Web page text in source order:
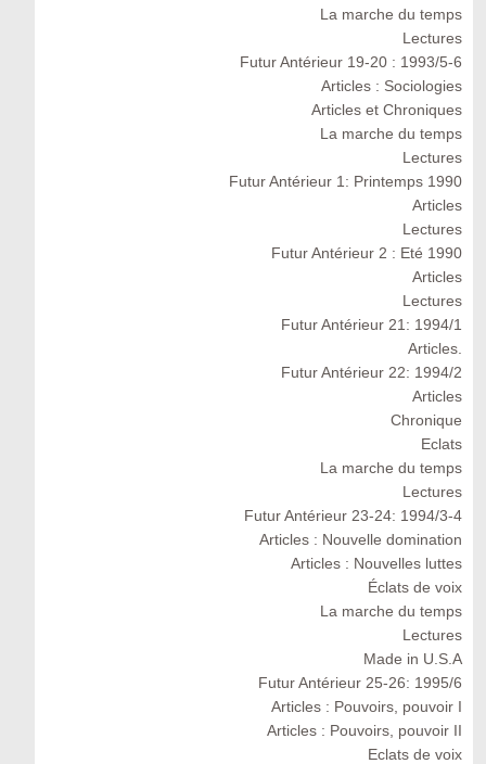
La marche du temps
Lectures
Futur Antérieur 19-20 : 1993/5-6
Articles : Sociologies
Articles et Chroniques
La marche du temps
Lectures
Futur Antérieur 1: Printemps 1990
Articles
Lectures
Futur Antérieur 2 : Eté 1990
Articles
Lectures
Futur Antérieur 21: 1994/1
Articles.
Futur Antérieur 22: 1994/2
Articles
Chronique
Eclats
La marche du temps
Lectures
Futur Antérieur 23-24: 1994/3-4
Articles : Nouvelle domination
Articles : Nouvelles luttes
Éclats de voix
La marche du temps
Lectures
Made in U.S.A
Futur Antérieur 25-26: 1995/6
Articles : Pouvoirs, pouvoir I
Articles : Pouvoirs, pouvoir II
Eclats de voix